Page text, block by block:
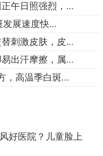
午日照强烈，...
发展速度快...
刺激皮肤，皮...
出汗摩擦，属...
，高温季白斑...
好医院？儿童脸上